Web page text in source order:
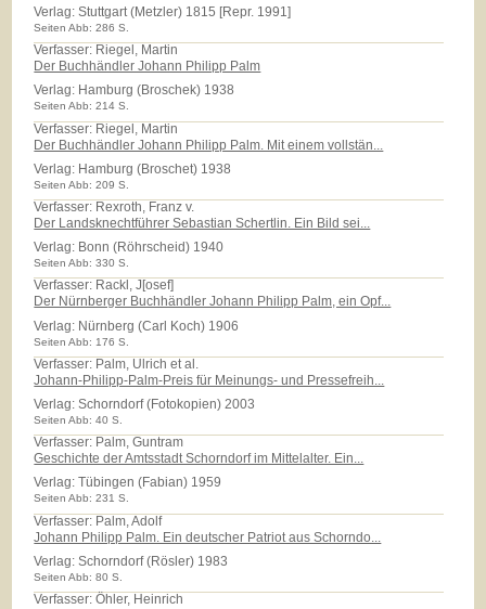
Verlag:Stuttgart (Metzler) 1815 [Repr. 1991]
Seiten Abb: 286 S.
Verfasser: Riegel, Martin
Der Buchhändler Johann Philipp Palm
Verlag: Hamburg (Broschek) 1938
Seiten Abb: 214 S.
Verfasser: Riegel, Martin
Der Buchhändler Johann Philipp Palm. Mit einem vollstän...
Verlag: Hamburg (Broschet) 1938
Seiten Abb: 209 S.
Verfasser: Rexroth, Franz v.
Der Landsknechtführer Sebastian Schertlin. Ein Bild sei...
Verlag: Bonn (Röhrscheid) 1940
Seiten Abb: 330 S.
Verfasser: Rackl, J[osef]
Der Nürnberger Buchhändler Johann Philipp Palm, ein Opf...
Verlag: Nürnberg (Carl Koch) 1906
Seiten Abb: 176 S.
Verfasser: Palm, Ulrich et al.
Johann-Philipp-Palm-Preis für Meinungs- und Pressefreih...
Verlag:Schorndorf (Fotokopien) 2003
Seiten Abb: 40 S.
Verfasser: Palm, Guntram
Geschichte der Amtsstadt Schorndorf im Mittelalter. Ein...
Verlag:Tübingen (Fabian) 1959
Seiten Abb: 231 S.
Verfasser: Palm, Adolf
Johann Philipp Palm. Ein deutscher Patriot aus Schorndo...
Verlag:Schorndorf (Rösler) 1983
Seiten Abb: 80 S.
Verfasser: Öhler, Heinrich